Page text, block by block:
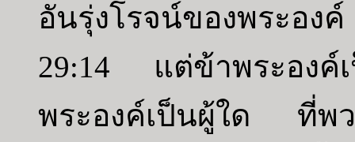
อันรุ่งโรจน์ของพระองค์
29:14 แต่ข้าพระอง
พระองค์เป็นผู้ใด ที่พว